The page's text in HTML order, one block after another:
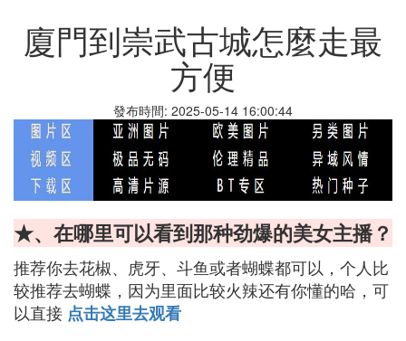
廈門到崇武古城怎麼走最
方便
發布時間: 2025-05-14 16:00:44
★、在哪里可以看到那种劲爆的美女主播？
推荐你去花椒、虎牙、斗鱼或者蝴蝶都可以，个人比
较推荐去蝴蝶，因为里面比较火辣还有你懂的哈，可
以直接 点击这里去观看